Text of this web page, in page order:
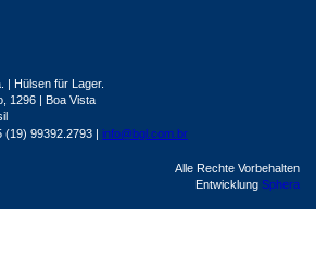
| Hülsen für Lager.
1296 | Boa Vista
(19) 99392.2793 | info@bgl.com.br
Alle Rechte Vorbehalten
Entwicklung Sphera